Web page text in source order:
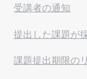
受講者の通知
提出した課題が
課題提出期限の